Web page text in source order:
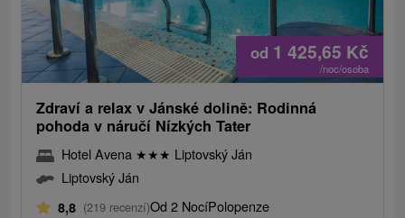
od 1 425,65 Kč
/noc/osoba
Zdraví a relax v Jánské dolině: Rodinná
pohoda v náručí Nízkých Tater
Hotel Avena ★★★ Liptovský Ján
Liptovský Ján
8,8 (219 recenzí)Od 2 NocíPolopenze